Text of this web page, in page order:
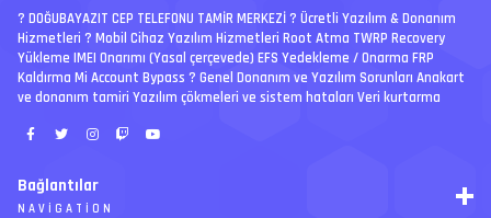
? DOĞUBAYAZIT CEP TELEFONU TAMİR MERKEZİ ?️ Ücretli Yazılım & Donanım
Hizmetleri ? Mobil Cihaz Yazılım Hizmetleri Root Atma TWRP Recovery
Yükleme IMEI Onarımı (Yasal çerçevede) EFS Yedekleme / Onarma FRP
Kaldırma Mi Account Bypass ? Genel Donanım ve Yazılım Sorunları Anakart
ve donanım tamiri Yazılım çökmeleri ve sistem hataları Veri kurtarma
Bağlantılar
NAVIGATION